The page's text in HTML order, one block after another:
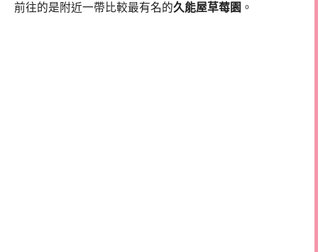
前往的是附近一帶比較最有名的久能屋草莓園 。